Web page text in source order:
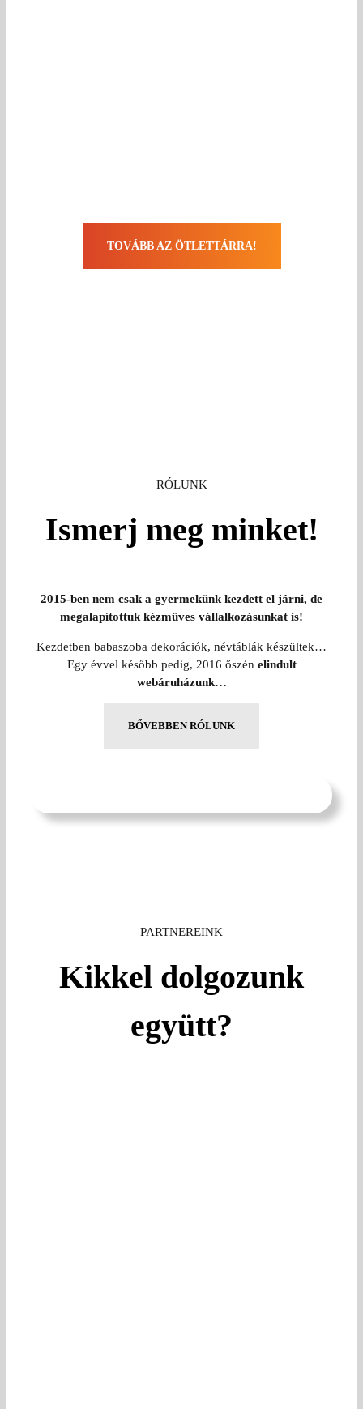
TOVÁBB AZ ÖTLETTÁRRA!
RÓLUNK
Ismerj meg minket!
2015-ben nem csak a gyermekünk kezdett el járni, de
megalapítottuk kézműves vállalkozásunkat is!
Kezdetben babaszoba dekorációk, névtáblák készültek…
Egy évvel később pedig, 2016 őszén elindult
webáruházunk…
BŐVEBBEN RÓLUNK
PARTNEREINK
Kikkel dolgozunk
együtt?